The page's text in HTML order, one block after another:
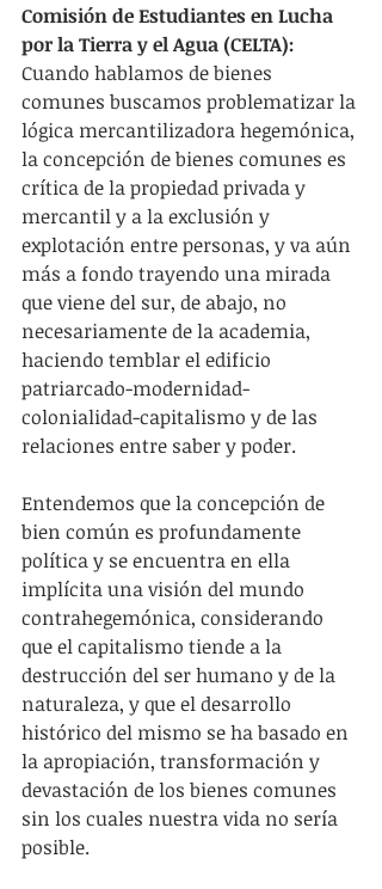
Comisión de Estudiantes en Lucha
por la Tierra y el Agua (CELTA):
Cuando hablamos de bienes
comunes buscamos problematizar la
lógica mercantilizadora hegemónica,
la concepción de bienes comunes es
crítica de la propiedad privada y
mercantil y a la exclusión y
explotación entre personas, y va aún
más a fondo trayendo una mirada
que viene del sur, de abajo, no
necesariamente de la academia,
haciendo temblar el edificio
patriarcado-modernidad-
colonialidad-capitalismo y de las
relaciones entre saber y poder.
Entendemos que la concepción de
bien común es profundamente
política y se encuentra en ella
implícita una visión del mundo
contrahegemónica, considerando
que el capitalismo tiende a la
destrucción del ser humano y de la
naturaleza, y que el desarrollo
histórico del mismo se ha basado en
la apropiación, transformación y
devastación de los bienes comunes
sin los cuales nuestra vida no sería
posible.